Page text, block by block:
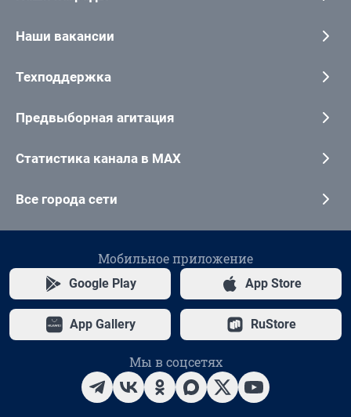
Наши вакансии
Техподдержка
Предвыборная агитация
Статистика канала в MAX
Все города сети
Мобильное приложение
Google Play App Store
App Gallery RuStore
Мы в соцсетях